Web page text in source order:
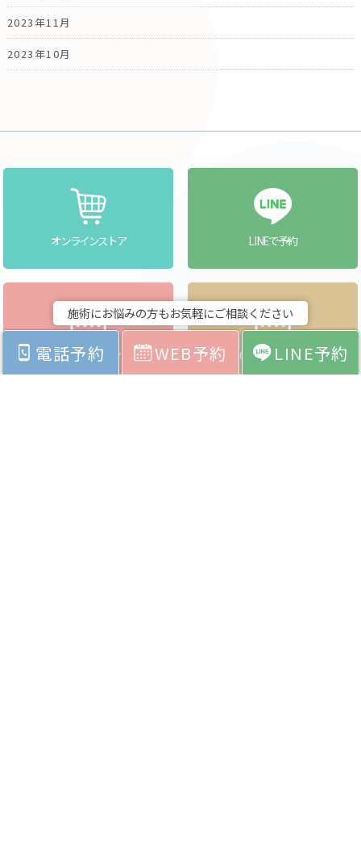
2023年11月
2023年10月
オンラインストア LINEで予約
クリアクリニックへ
WEBで予約
CLEAR貝塚店へ
WEBで予約
施術にお悩みの方もお気軽にご相談ください
電話予約 WEB予約 LINE予約